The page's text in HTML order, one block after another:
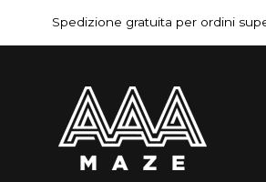
al
contenuto
Spedizione gratuita per ordini
Navigazione
articoli